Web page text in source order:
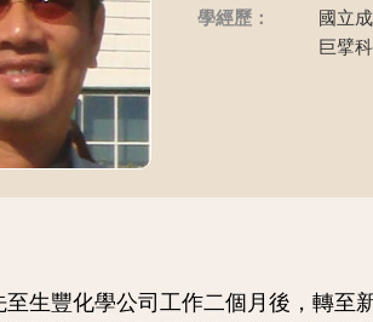
學經歷：
國立
巨擘
生豐化學公司工作二個月後，轉至